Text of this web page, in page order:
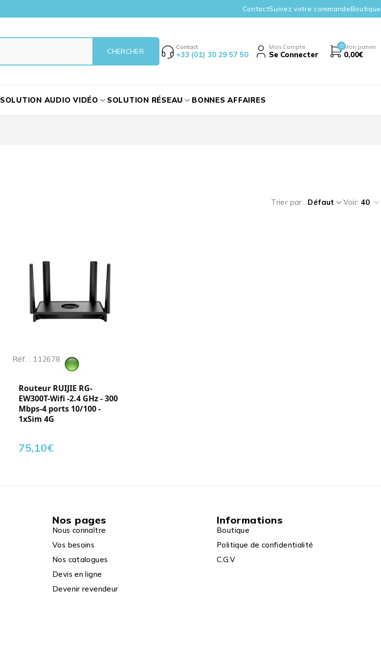
ContactSuivez votre commandeBoutique
Contact
+33 (01) 30 29 57 50
Mon Compte
Se Connecter
0 Mon panier
0,00€
SOLUTION AUDIO VIDÉO SOLUTION RÉSEAU BONNES AFFAIRES
Trier par Défaut Voir: 40
Réf. : 112678
Routeur RUIJIE RG-
EW300T-Wifi -2.4 GHz - 300
Mbps-4 ports 10/100 -
1xSim 4G
75,10€
Nos pages
Nous connaître
Vos besoins
Nos catalogues
Devis en ligne
Devenir revendeur
Informations
Boutique
Politique de confidentialité
C.G.V